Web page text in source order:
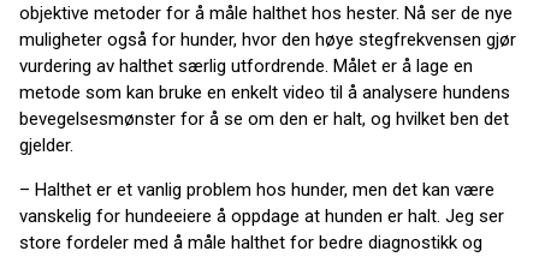
objektive metoder for å måle halthet hos hester. Nå ser de nye
muligheter også for hunder, hvor den høye stegfrekvensen gjør
vurdering av halthet særlig utfordrende. Målet er å lage en
metode som kan bruke en enkelt video til å analysere hundens
bevegelsesmønster for å se om den er halt, og hvilket ben det
gjelder.
– Halthet er et vanlig problem hos hunder, men det kan være
vanskelig for hundeeiere å oppdage at hunden er halt. Jeg ser
store fordeler med å måle halthet for bedre diagnostikk og